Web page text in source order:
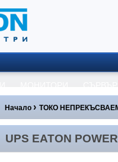
Начало › ТОКО
UPS EATON
UPS EATON